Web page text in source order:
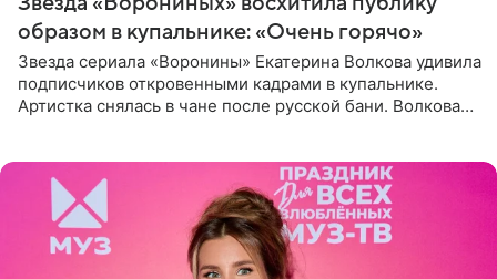
образом в купальнике: «Очень горячо»
Звезда сериала «Воронины» Екатерина Волкова удивила
подписчиков откровенными кадрами в купальнике.
Артистка снялась в чане после русской бани. Волкова